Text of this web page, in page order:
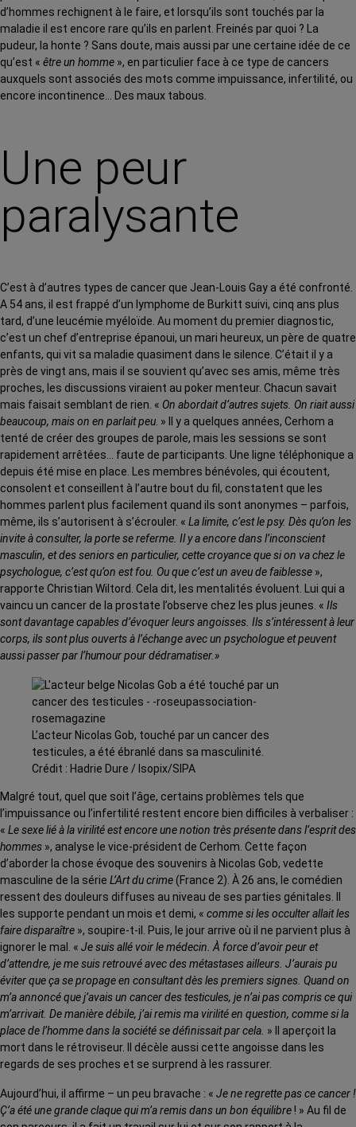
d’hommes rechignent à le faire, et lorsqu’ils sont touchés par la
maladie il est encore rare qu’ils en parlent. Freinés par quoi ? La
pudeur, la honte ? Sans doute, mais aussi par une certaine idée de ce
qu’est « être un homme », en particulier face à ce type de cancers
auxquels sont associés des mots comme impuissance, infertilité, ou
encore incontinence… Des maux tabous.
Une peur
paralysante
C’est à d’autres types de cancer que Jean-Louis Gay a été confronté.
A 54 ans, il est frappé d’un lymphome de Burkitt suivi, cinq ans plus
tard, d’une leucémie myéloïde. Au moment du premier diagnostic,
c’est un chef d’entreprise épanoui, un mari heureux, un père de quatre
enfants, qui vit sa maladie quasiment dans le silence. C’était il y a
près de vingt ans, mais il se souvient qu’avec ses amis, même très
proches, les discussions viraient au poker menteur. Chacun savait
mais faisait semblant de rien. « On abordait d’autres sujets. On riait aussi
beaucoup, mais on en parlait peu . » Il y a quelques années, Cerhom a
tenté de créer des groupes de parole, mais les sessions se sont
rapidement arrêtées… faute de participants. Une ligne téléphonique a
depuis été mise en place. Les membres bénévoles, qui écoutent,
consolent et conseillent à l’autre bout du fil, constatent que les
hommes parlent plus facilement quand ils sont anonymes – parfois,
même, ils s’autorisent à s’écrouler. « La limite, c’est le psy. Dès qu’on les
invite à consulter, la porte se referme. Il y a encore dans l’inconscient
masculin, et des seniors en particulier, cette croyance que si on va chez le
psychologue, c’est qu’on est fou. Ou que c’est un aveu de faiblesse »,
rapporte Christian Wiltord. Cela dit, les mentalités évoluent. Lui qui a
vaincu un cancer de la prostate l’observe chez les plus jeunes. « Ils
sont davantage capables d’évoquer leurs angoisses. Ils s’intéressent à leur
corps, ils sont plus ouverts à l’échange avec un psychologue et peuvent
aussi passer par l’humour pour dédramatiser.»
L’acteur Nicolas Gob, touché par un cancer des
testicules, a été ébranlé dans sa masculinité.
Crédit : Hadrie Dure / Isopix/SIPA
Malgré tout, quel que soit l’âge, certains problèmes tels que
l’impuissance ou l’infertilité restent encore bien difficiles à verbaliser :
« Le sexe lié à la virilité est encore une notion très présente dans l’esprit des
hommes », analyse le vice-président de Cerhom. Cette façon
d’aborder la chose évoque des souvenirs à Nicolas Gob, vedette
masculine de la série L’Art du crime(France 2). À 26 ans, le comédien
ressent des douleurs diffuses au niveau de ses parties génitales. Il
les supporte pendant un mois et demi, « comme si les occulter allait les
faire disparaître », soupire-t-il. Puis, le jour arrive où il ne parvient plus à
ignorer le mal. « Je suis allé voir le médecin. À force d’avoir peur et
d’attendre, je me suis retrouvé avec des métastases ailleurs. J’aurais pu
éviter que ça se propage en consultant dès les premiers signes. Quand on
m’a annoncé que j’avais un cancer des testicules, je n’ai pas compris ce qui
m’arrivait. De manière débile, j’ai remis ma virilité en question, comme si la
place de l’homme dans la société se définissait par cela. » Il aperçoit la
mort dans le rétroviseur. Il décèle aussi cette angoisse dans les
regards de ses proches et se surprend à les rassurer.
Aujourd’hui, il affirme – un peu bravache : « Je ne regrette pas ce cancer !
Ç’a été une grande claque qui m’a remis dans un bon équilibre! » Au fil de